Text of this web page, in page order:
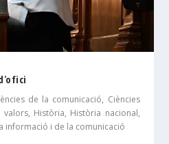
de la comunicació, Ciències
valors, Història, Història nacional,
informació i de la comunicació